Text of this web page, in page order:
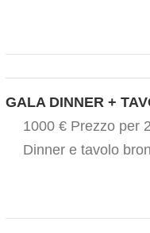
GALA DINNER +
1000 € Prezzo per
Dinner e tavolo